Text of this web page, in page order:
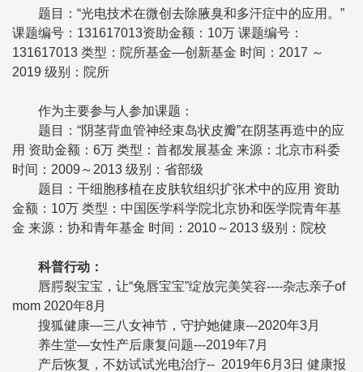
题目：“光电技术在微创去除腋臭和多汗症中的应用。”
课题编号：131617013资助金额：10万 课题编号：
131617013 类型：院所基金—创新基金 时间：2017 ～
2019 级别：院所
作为主要参与人参加课题：
题目：“阴茎背血管神经束岛状皮瓣”在阴茎再造中的应
用 资助金额：6万 类型：首都发展基金 来源：北京市科委
时间：2009～2013 级别：省部级
题目：干细胞移植在皮肤软组织扩张术中的应用 资助
金额：10万 类型：中国医学科学院北京协和医学院青年基
金 来源：协和青年基金 时间：2010～2013 级别：院校
科普行动：
唇腭裂宝宝，让“兔唇宝宝”绽放完美笑容----杂志亲子of
mom 2020年8月
搜狐健康—三八女神节，守护她健康---2020年3月
养生堂—女性产后康复问题---2019年7月
产后恢复，不妨试试光电治疗-- 2019年6月3日 健康报